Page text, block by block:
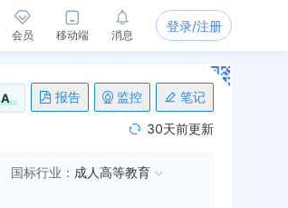
会员 移动端 消息
登录/注册
A 报告 监控 笔记
30天前更新
国标行业： 成人高等教育